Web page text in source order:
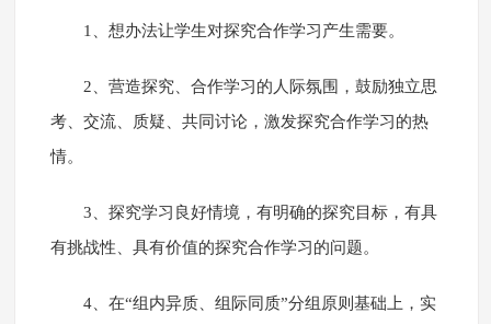
1、想办法让学生对探究合作学习产生需要。
2、营造探究、合作学习的人际氛围，鼓励独立思
考、交流、质疑、共同讨论，激发探究合作学习的热
情。
3、探究学习良好情境，有明确的探究目标，有具
有挑战性、具有价值的探究合作学习的问题。
4、在“组内异质、组际同质”分组原则基础上，实